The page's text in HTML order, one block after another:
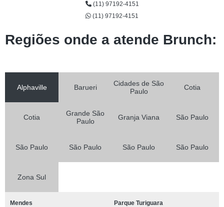
(11) 97192-4151
(11) 97192-4151
Regiões onde a atende Brunch:
Alphaville Barueri
Cidades de São
Paulo
Cotia
Cotia
Grande São
Paulo
Granja Viana São Paulo
São Paulo São Paulo São Paulo São Paulo
Zona Sul
Mendes Parque Turiguara